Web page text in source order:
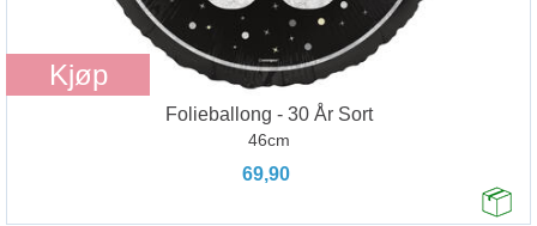
Kjøp
Folieballong - 30 År Sort
46cm
69,90